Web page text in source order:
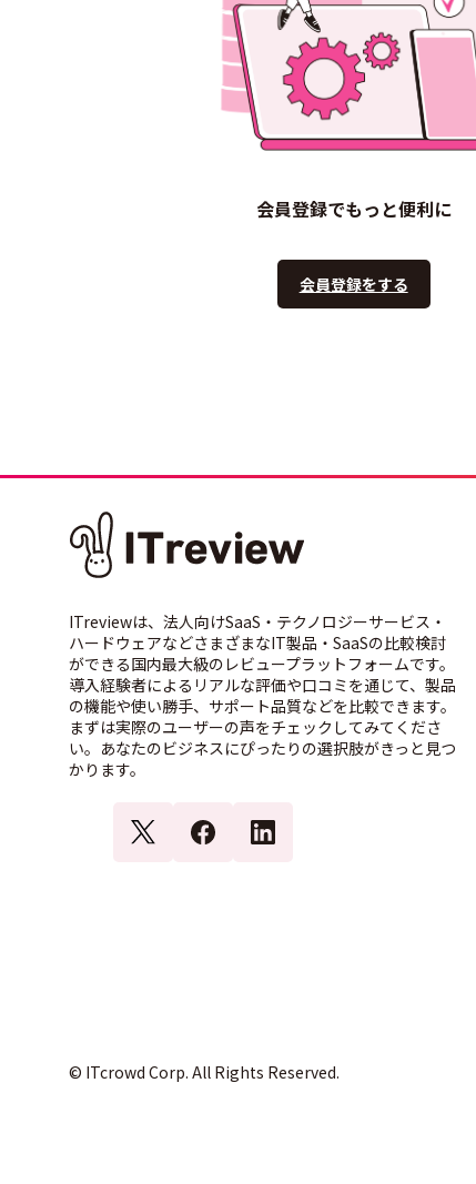
会員登録でもっと便利に
会員登録をする
ITreviewは、法人向けSaaS・テクノロジーサービス・
ハードウェアなどさまざまなIT製品・SaaSの比較検討
ができる国内最大級のレビュープラットフォームです。
導入経験者によるリアルな評価や口コミを通じて、製品
の機能や使い勝手、サポート品質などを比較できます。
まずは実際のユーザーの声をチェックしてみてくださ
い。あなたのビジネスにぴったりの選択肢がきっと見つ
かります。
© ITcrowd Corp. All Rights Reserved.